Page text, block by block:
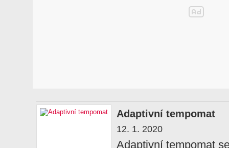
Adaptivní tempomat
12. 1. 2020
Adaptivní tempomat